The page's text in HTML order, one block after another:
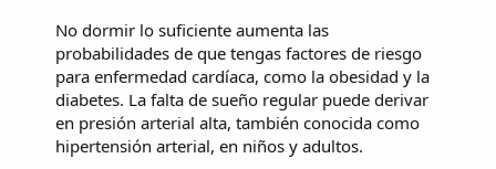
No dormir lo suficiente aumenta las
probabilidades de que tengas factores de riesgo
para enfermedad cardíaca, como la obesidad y la
diabetes. La falta de sueño regular puede derivar
en presión arterial alta, también conocida como
hipertensión arterial, en niños y adultos.